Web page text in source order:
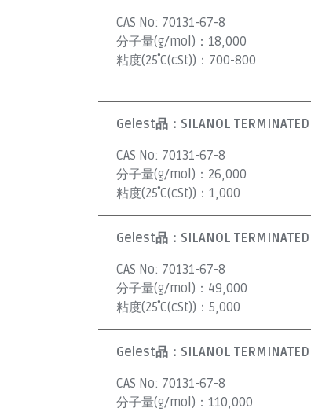
CAS No: 70131-67-8
分子量(g/mol)： 18,000
粘度(25˚C(cSt))： 700-800
Gelest品： SILANOL
CAS No: 70131-67-8
分子量(g/mol)： 26,000
粘度(25˚C(cSt))： 1,000
Gelest品： SILANOL
CAS No: 70131-67-8
分子量(g/mol)： 49,000
粘度(25˚C(cSt))： 5,000
Gelest品： SILANOL
CAS No: 70131-67-8
分子量(g/mol)： 110,000